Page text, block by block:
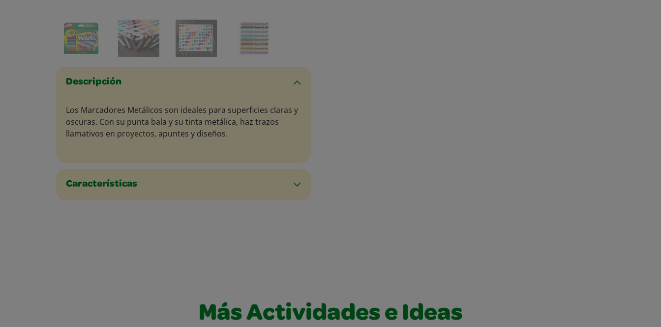
Descripción
Los Marcadores Metálicos son ideales para superficies claras y
oscuras. Con su punta bala y su tinta metálica, haz trazos
llamativos en proyectos, apuntes y diseños.
Características
Más Actividades e Ideas